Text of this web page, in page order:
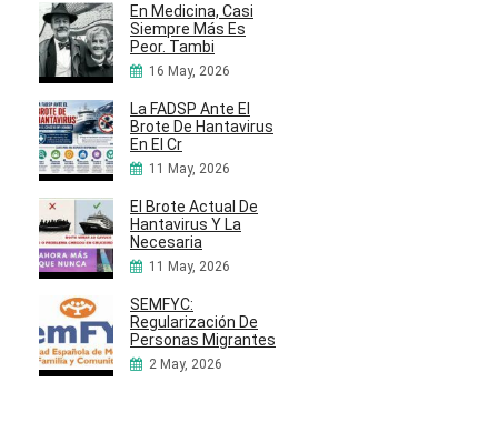
En Medicina, Casi
Siempre Más Es
Peor. Tambi
16 May, 2026
La FADSP Ante El
Brote De Hantavirus
En El Cr
11 May, 2026
El Brote Actual De
Hantavirus Y La
Necesaria
11 May, 2026
SEMFYC:
Regularización De
Personas Migrantes
2 May, 2026